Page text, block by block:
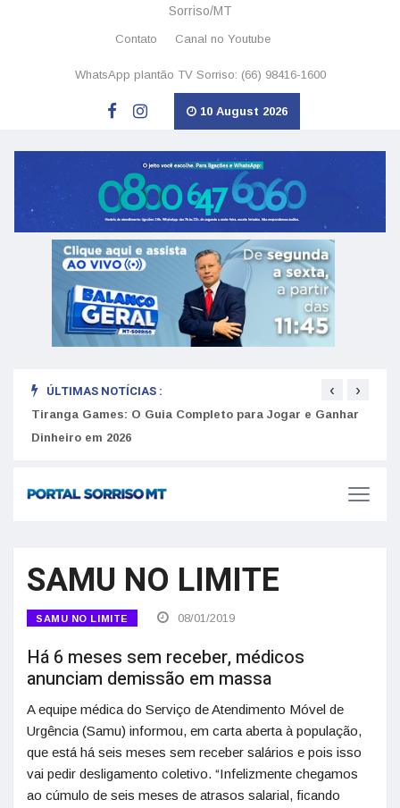
Sorriso/MT
Contato Canal no Youtube
WhatsApp plantão TV Sorriso: (66) 98416-1600
10 August 2026
ÚLTIMAS NOTÍCIAS :
Tiranga Games: O Guia Completo para Jogar e Ganhar
Dinheiro em 2026
‹ ›
SAMU NO LIMITE
SAMU NO LIMITE 08/01/2019
Há 6 meses sem receber, médicos
anunciam demissão em massa
A equipe médica do Serviço de Atendimento Móvel de
Urgência (Samu) informou, em carta aberta à população,
que está há seis meses sem receber salários e pois isso
vai pedir desligamento coletivo. “Infelizmente chegamos
ao cúmulo de seis meses de atrasos salarial, ficando